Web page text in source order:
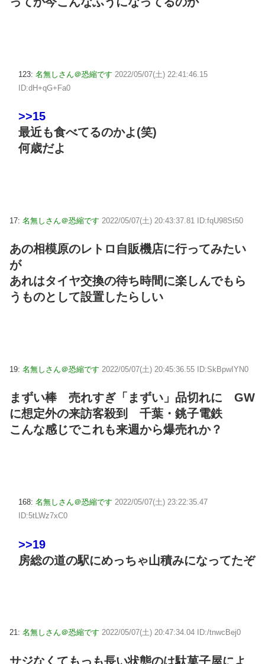
123: 名無しさん＠恐縮です 2022/05/07(土) 22:41:46.15
ID:dH+qG+Fa0
>>15
最近も食べてるのかよ(笑)
何歳だよ
17: 名無しさん＠恐縮です 2022/05/07(土) 20:43:37.81 ID:fqU98St50
あの相模原のレトロ自販機店に行ってみたい
が
あれはタイヤ交換の待ち時間に楽しんでもら
うものとして設置したらしい
19: 名無しさん＠恐縮です 2022/05/07(土) 20:45:36.55 ID:SkBpwIYN0
まずい棒 売れすぎ「まずい」品切れに GW
に想定外の来訪客殺到 千葉・銚子電鉄
こんな感じでこれも来週から爆売れか？
168: 名無しさん＠恐縮です 2022/05/07(土) 23:22:35.47
ID:5tLWz7xC0
>>19
房総の道の駅にめっちゃ山積みになってたぞ
21: 名無しさん＠恐縮です 2022/05/07(土) 20:47:34.04 ID:/tnwcBej0
サジなくてもっも長い状態のは駄菓子屋によ